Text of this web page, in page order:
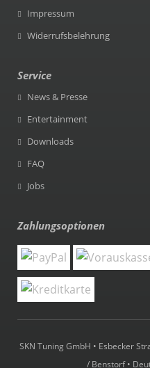
Impressum
Widerrufsbelehrung
Service
News & Presse
Entertainment
Downloads
FAQ
Jobs
Zahlungsoptionen
SKN Tuning GmbH • Esbecker
/ Benstorf •